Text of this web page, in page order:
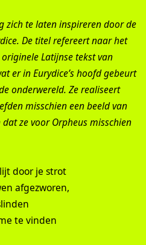
zich te laten inspireren door de
De titel refereert naar het
Latijnse tekst van
er in Eurydice’s hoofd gebeurt
onderwereld. Ze realiseert
misschien een beeld van
ze voor Orpheus misschien
door je strot
afgezworen,
te vinden